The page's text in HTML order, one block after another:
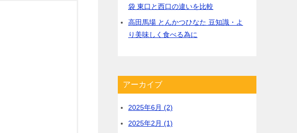
洋食の実食レポート
かつや
ミシュラン